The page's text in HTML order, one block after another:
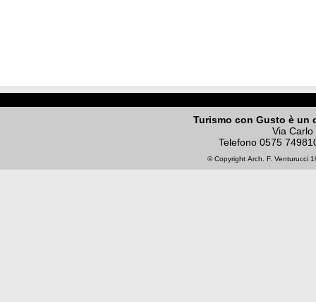
Turismo con Gusto è un
Via
Telefono 0575
© Copyright Arch. F. Venturucci